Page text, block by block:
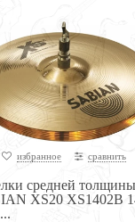
избранное сравнить
средней толщины
XS20 XS1402B